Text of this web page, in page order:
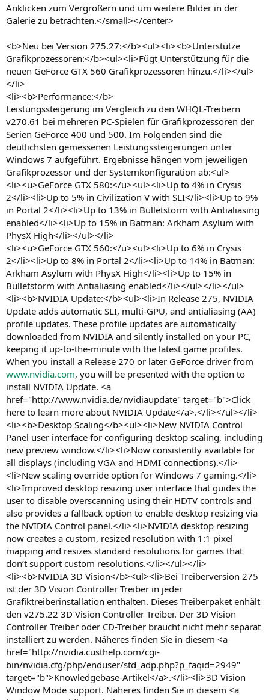
Anklicken zum Vergrößern und um weitere Bilder in der
Galerie zu betrachten.</small></center>
<b>Neu bei Version 275.27:</b><ul><li><b>Unterstütze
Grafikprozessoren:</b><ul><li>Fügt Unterstützung für die
neuen GeForce GTX 560 Grafikprozessoren hinzu.</li></ul>
</li>
<li><b>Performance:</b>
Leistungssteigerung im Vergleich zu den WHQL-Treibern
v270.61 bei mehreren PC-Spielen für Grafikprozessoren der
Serien GeForce 400 und 500. Im Folgenden sind die
deutlichsten gemessenen Leistungssteigerungen unter
Windows 7 aufgeführt. Ergebnisse hängen vom jeweiligen
Grafikprozessor und der Systemkonfiguration ab:<ul>
<li><u>GeForce GTX 580:</u><ul><li>Up to 4% in Crysis
2</li><li>Up to 5% in Civilization V with SLI</li><li>Up to 9%
in Portal 2</li><li>Up to 13% in Bulletstorm with Antialiasing
enabled</li><li>Up to 15% in Batman: Arkham Asylum with
PhysX High</li></ul></li>
<li><u>GeForce GTX 560:</u><ul><li>Up to 6% in Crysis
2</li><li>Up to 8% in Portal 2</li><li>Up to 14% in Batman:
Arkham Asylum with PhysX High</li><li>Up to 15% in
Bulletstorm with Antialiasing enabled</li></ul></li></ul>
<li><b>NVIDIA Update:</b><ul><li>In Release 275, NVIDIA
Update adds automatic SLI, multi-GPU, and antialiasing (AA)
profile updates. These profile updates are automatically
downloaded from NVIDIA and silently installed on your PC,
keeping it up-to-the-minute with the latest game profiles.
When you install a Release 270 or later GeForce driver from
www.nvidia.com, you will be presented with the option to
install NVIDIA Update. <a
href="http://www.nvidia.de/nvidiaupdate" target="b">Click
here to learn more about NVIDIA Update</a>.</li></ul></li>
<li><b>Desktop Scaling</b><ul><li>New NVIDIA Control
Panel user interface for configuring desktop scaling, including
new preview window.</li><li>Now consistently available for
all displays (including VGA and HDMI connections).</li>
<li>New scaling override option for Windows 7 gaming.</li>
<li>Improved desktop resizing user interface that guides the
user to disable overscanning using their HDTV controls and
also provides a fallback option to enable desktop resizing via
the NVIDIA Control panel.</li><li>NVIDIA desktop resizing
now creates a custom, resized resolution with 1:1 pixel
mapping and resizes standard resolutions for games that
don’t support custom resolutions.</li></ul></li>
<li><b>NVIDIA 3D Vision</b><ul><li>Bei Treiberversion 275
ist der 3D Vision Controller Treiber in jeder
Grafiktreiberinstallation enthalten. Dieses Treiberpaket enhält
den v275.22 3D Vision Controller Treiber. Der 3D Vision
Controller Treiber oder CD-Treiber braucht nicht mehr separat
installiert zu werden. Näheres finden Sie in diesem <a
href="http://nvidia.custhelp.com/cgi-
bin/nvidia.cfg/php/enduser/std_adp.php?p_faqid=2949"
target="b">Knowledgebase-Artikel</a>.</li><li>3D Vision
Window Mode support. Näheres finden Sie in diesem <a